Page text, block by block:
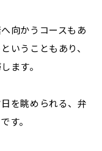
向かうコースもあ
いうこともあり、
ます。
を眺められる、弁
す。